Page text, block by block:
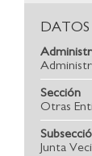
Sección
Otras
Junta